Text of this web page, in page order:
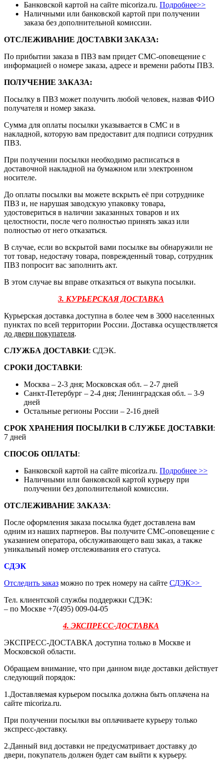
Банковской картой на сайте micoriza.ru. Подробнее>>
Наличными или банковской картой при получении
заказа без дополнительной комиссии.
ОТСЛЕЖИВАНИЕ ДОСТАВКИ ЗАКАЗА:
По прибытии заказа в ПВЗ вам придет СМС-оповещение с
информацией о номере заказа, адресе и времени работы ПВЗ.
ПОЛУЧЕНИЕ ЗАКАЗА:
Посылку в ПВЗ может получить любой человек, назвав ФИО
получателя и номер заказа.
Сумма для оплаты посылки указывается в СМС и в
накладной, которую вам предоставит для подписи сотрудник
ПВЗ.
При получении посылки необходимо расписаться в
доставочной накладной на бумажном или электронном
носителе.
До оплаты посылки вы можете вскрыть её при сотруднике
ПВЗ и, не нарушая заводскую упаковку товара,
удостовериться в наличии заказанных товаров и их
целостности, после чего полностью принять заказ или
полностью от него отказаться.
В случае, если во вскрытой вами посылке вы обнаружили не
тот товар, недостачу товара, поврежденный товар, сотрудник
ПВЗ попросит вас заполнить акт.
В этом случае вы вправе отказаться от выкупа посылки.
3. КУРЬЕРСКАЯ ДОСТАВКА
Курьерская доставка доступна в более чем в 3000 населенных
пунктах по всей территории России. Доставка осуществляется
до двери покупателя.
СЛУЖБА ДОСТАВКИ: СДЭК.
СРОКИ ДОСТАВКИ:
Москва – 2-3 дня; Московская обл. – 2-7 дней
Санкт-Петербург – 2-4 дня; Ленинградская обл. – 3-9
дней
Остальные регионы России – 2-16 дней
СРОК ХРАНЕНИЯ ПОСЫЛКИ В СЛУЖБЕ ДОСТАВКИ:
7 дней
СПОСОБ ОПЛАТЫ:
Банковской картой на сайте micoriza.ru. Подробнее >>
Наличными или банковской картой курьеру при
получении без дополнительной комиссии.
ОТСЛЕЖИВАНИЕ ЗАКАЗА:
После оформления заказа посылка будет доставлена вам
одним из наших партнеров. Вы получите СМС-оповещение с
указанием оператора, обслуживающего ваш заказ, а также
уникальный номер отслеживания его статуса.
СДЭК
Отследить заказ можно по трек номеру на сайте СДЭК>>
Тел. клиентской службы поддержки СДЭК:
– по Москве +7(495) 009-04-05
4. ЭКСПРЕСС-ДОСТАВКА
ЭКСПРЕСС-ДОСТАВКА доступна только в Москве и
Московской области.
Обращаем внимание, что при данном виде доставки действует
следующий порядок:
1.Доставляемая курьером посылка должна быть оплачена на
сайте micoriza.ru.
При получении посылки вы оплачиваете курьеру только
экспресс-доставку.
2.Данный вид доставки не предусматривает доставку до
двери, покупатель должен будет сам выйти к курьеру.